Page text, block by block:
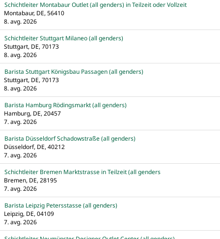
Schichtleiter Montabaur Outlet (all genders) in Teilzeit oder Vollzeit
Montabaur, DE, 56410
8. avg. 2026
Schichtleiter Stuttgart Milaneo (all genders)
Stuttgart, DE, 70173
8. avg. 2026
Barista Stuttgart Königsbau Passagen (all genders)
Stuttgart, DE, 70173
8. avg. 2026
Barista Hamburg Rödingsmarkt (all genders)
Hamburg, DE, 20457
7. avg. 2026
Barista Düsseldorf Schadowstraße (all genders)
Düsseldorf, DE, 40212
7. avg. 2026
Schichtleiter Bremen Marktstrasse in Teilzeit (all genders
Bremen, DE, 28195
7. avg. 2026
Barista Leipzig Petersstasse (all genders)
Leipzig, DE, 04109
7. avg. 2026